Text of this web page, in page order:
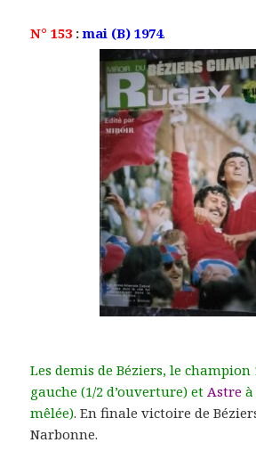
N° 153 :mai (B) 1974.
Les demis de Béziers, le champion
gauche (1/2 d’ouverture) et Astre
mêlée). En finale victoire de
Narbonne.